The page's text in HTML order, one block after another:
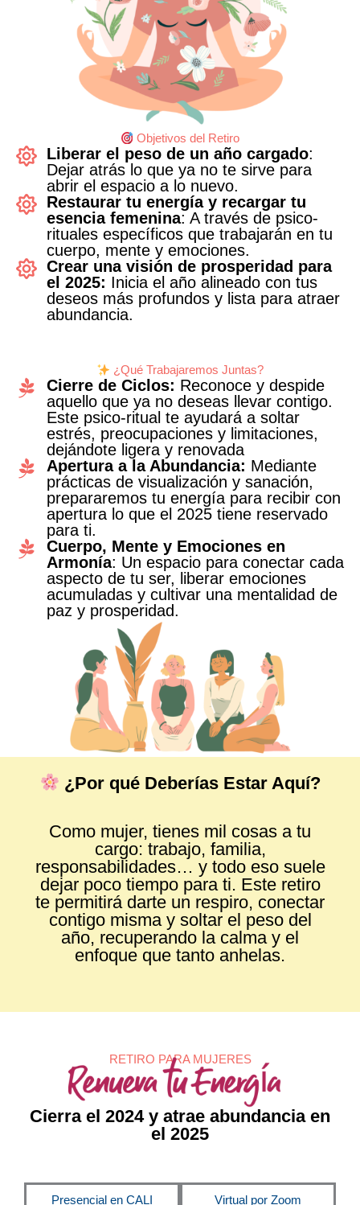
Objetivos del Retiro
Liberar el peso de un año cargado:
Dejar atrás lo que ya no te sirve para
abrir el espacio a lo nuevo.
Restaurar tu energía y recargar tu
esencia femenina: A través de psico-
rituales específicos que trabajarán en tu
cuerpo, mente y emociones.
Crear una visión de prosperidad para
el 2025: Inicia el año alineado con tus
deseos más profundos y lista para atraer
abundancia.
¿Qué Trabajaremos Juntas?
Cierre de Ciclos: Reconoce y despide
aquello que ya no deseas llevar contigo.
Este psico-ritual te ayudará a soltar
estrés, preocupaciones y limitaciones,
dejándote ligera y renovada
Apertura a la Abundancia: Mediante
prácticas de visualización y sanación,
prepararemos tu energía para recibir con
apertura lo que el 2025 tiene reservado
para ti.
Cuerpo, Mente y Emociones en
Armonía: Un espacio para conectar cada
aspecto de tu ser, liberar emociones
acumuladas y cultivar una mentalidad de
paz y prosperidad.
¿Por qué Deberías Estar Aquí?
Como mujer, tienes mil cosas a tu
cargo: trabajo, familia,
responsabilidades… y todo eso suele
dejar poco tiempo para ti. Este retiro
te permitirá darte un respiro, conectar
contigo misma y soltar el peso del
año, recuperando la calma y el
enfoque que tanto anhelas.
RETIRO PARA MUJERES
Cierra el 2024 y atrae abundancia en
el 2025
Presencial en CALI Virtual por Zoom